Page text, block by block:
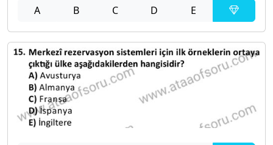
A B C D E